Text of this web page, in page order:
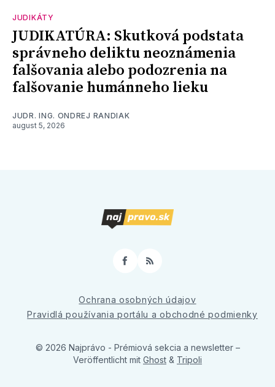
JUDIKÁTY
JUDIKATÚRA: Skutková podstata
správneho deliktu neoznámenia
falšovania alebo podozrenia na
falšovanie humánneho lieku
JUDR. ING. ONDREJ RANDIAK
august 5, 2026
Facebook
RSS
Ochrana osobných údajov
Pravidlá používania portálu a obchodné podmienky
© 2026 Najprávo - Prémiová sekcia a newsletter –
Veröffentlicht mit Ghost & Tripoli